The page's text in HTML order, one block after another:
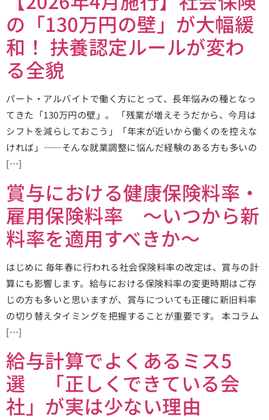
の「130万円の壁」が大幅緩
和！ 扶養認定ルールが変わ
る全貌
パート・アルバイトで働く方にとって、長年悩みの種となっ
てきた「130万円の壁」。 「残業が増えそうだから、今月は
シフトを減らしておこう」「年末が近いから働くのを控えな
ければ」——そんな就業調整に悩んだ経験のある方も多いの
[…]
賞与における健康保険料率・
雇用保険料率 ～いつから新
料率を適用すべきか～
はじめに 毎年春に行われる社会保険料率の改定は、賞与の計
算にも影響します。給与における保険料率の変更時期はご存
じの方も多いと思いますが、賞与についても正確に新旧料率
の切り替えタイミングを把握することが重要です。 本コラム
[…]
給与計算でよくあるミス5
選 「正しくできている会
社」が実は少ない理由